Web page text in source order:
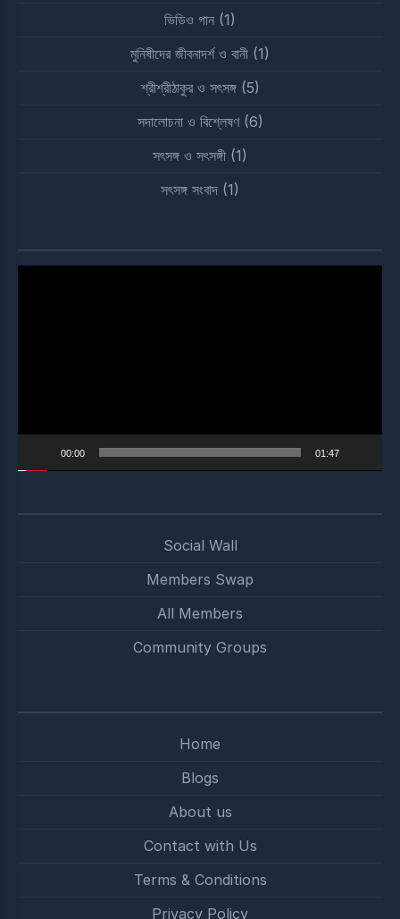
ভিডিও গান (1)
মুনিষীদের জীবনাদর্শ ও বানী (1)
শ্রীশ্রীঠাকুর ও সৎসঙ্গ(5)
সদালোচনা ও বিশ্লেষণ(6)
সৎসঙ্গ ও সৎসঙ্গী (1)
সৎসঙ্গ সংবাদ (1)
00:00 01:47
Social Wall
Members Swap
All Members
Community Groups
Home
Blogs
About us
Contact with Us
Terms & Conditions
Privacy Policy